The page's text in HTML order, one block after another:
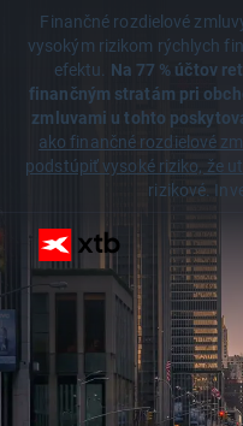
Finančné rozdielové
vysokým rizikom rýchlych
efektu. Na 77 % účtov
finančným stratám pri
zmluvami u tohto
ako finančné rozdielové
podstúpiť vysoké riziko, že
rizikové.